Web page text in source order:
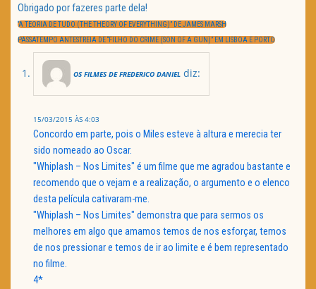
Obrigado por fazeres parte dela!
Navegação
de
artigos
PREVIOUS
POST:
“A TEORIA DE TUDO (THE THEORY OF EVERYTHING)” DE JAMES MARSH
NEXT
POST:
PASSATEMPO ANTESTREIA DE “FILHO DO CRIME (SON OF A GUN)” EM LISBOA E PORTO
OS FILMES DE FREDERICO DANIEL diz:
15/03/2015 ÀS 4:03
Concordo em parte, pois o Miles esteve à altura e merecia ter
sido nomeado ao Oscar.
"Whiplash – Nos Limites" é um filme que me agradou bastante e
recomendo que o vejam e a realização, o argumento e o elenco
desta película cativaram-me.
"Whiplash – Nos Limites" demonstra que para sermos os
melhores em algo que amamos temos de nos esforçar, temos
de nos pressionar e temos de ir ao limite e é bem representado
no filme.
4*